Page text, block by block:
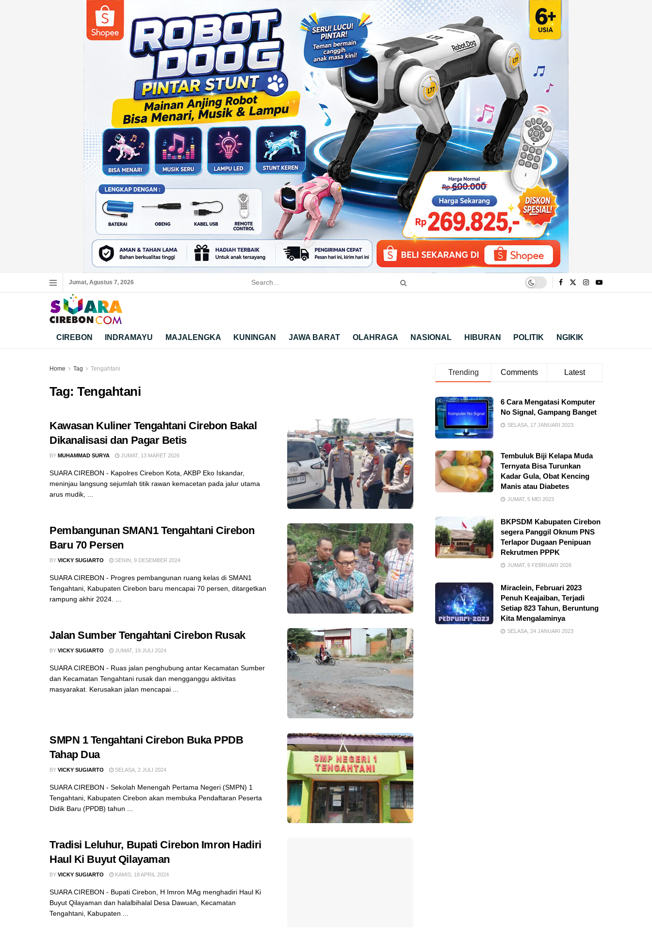
Jumat, Agustus 7, 2026
CIREBON INDRAMAYU MAJALENGKA KUNINGAN JAWA BARAT OLAHRAGA NASIONAL HIBURAN POLITIK NGIKIK
Home Tag Tengahtani
Tag:Tengahtani
Kawasan Kuliner Tengahtani Cirebon Bakal
Dikanalisasi dan Pagar Betis
BY MUHAMMAD SURYA JUMAT, 13 MARET 2026
SUARA CIREBON - Kapolres Cirebon Kota, AKBP Eko Iskandar,
meninjau langsung sejumlah titik rawan kemacetan pada jalur utama
arus mudik, ...
Pembangunan SMAN1 Tengahtani Cirebon
Baru 70 Persen
BY VICKY SUGIARTO SENIN, 9 DESEMBER 2024
SUARA CIREBON - Progres pembangunan ruang kelas di SMAN1
Tengahtani, Kabupaten Cirebon baru mencapai 70 persen, ditargetkan
rampung akhir 2024. ...
Jalan Sumber Tengahtani Cirebon Rusak
BY VICKY SUGIARTO JUMAT, 19 JULI 2024
SUARA CIREBON - Ruas jalan penghubung antar Kecamatan Sumber
dan Kecamatan Tengahtani rusak dan mengganggu aktivitas
masyarakat. Kerusakan jalan mencapai ...
SMPN 1 Tengahtani Cirebon Buka PPDB
Tahap Dua
BY VICKY SUGIARTO SELASA, 2 JULI 2024
SUARA CIREBON - Sekolah Menengah Pertama Negeri (SMPN) 1
Tengahtani, Kabupaten Cirebon akan membuka Pendaftaran Peserta
Didik Baru (PPDB) tahun ...
Tradisi Leluhur, Bupati Cirebon Imron Hadiri
Haul Ki Buyut Qilayaman
BY VICKY SUGIARTO KAMIS, 18 APRIL 2024
SUARA CIREBON - Bupati Cirebon, H Imron MAg menghadiri Haul Ki
Buyut Qilayaman dan halalbihalal Desa Dawuan, Kecamatan
Tengahtani, Kabupaten ...
Trending Comments Latest
6 Cara Mengatasi Komputer
No Signal, Gampang Banget
SELASA, 17 JANUARI 2023
Tembuluk Biji Kelapa Muda
Ternyata Bisa Turunkan
Kadar Gula, Obat Kencing
Manis atau Diabetes
JUMAT, 5 MEI 2023
BKPSDM Kabupaten Cirebon
segera Panggil Oknum PNS
Terlapor Dugaan Penipuan
Rekrutmen PPPK
JUMAT, 6 FEBRUARI 2026
Miraclein, Februari 2023
Penuh Keajaiban, Terjadi
Setiap 823 Tahun, Beruntung
Kita Mengalaminya
SELASA, 24 JANUARI 2023